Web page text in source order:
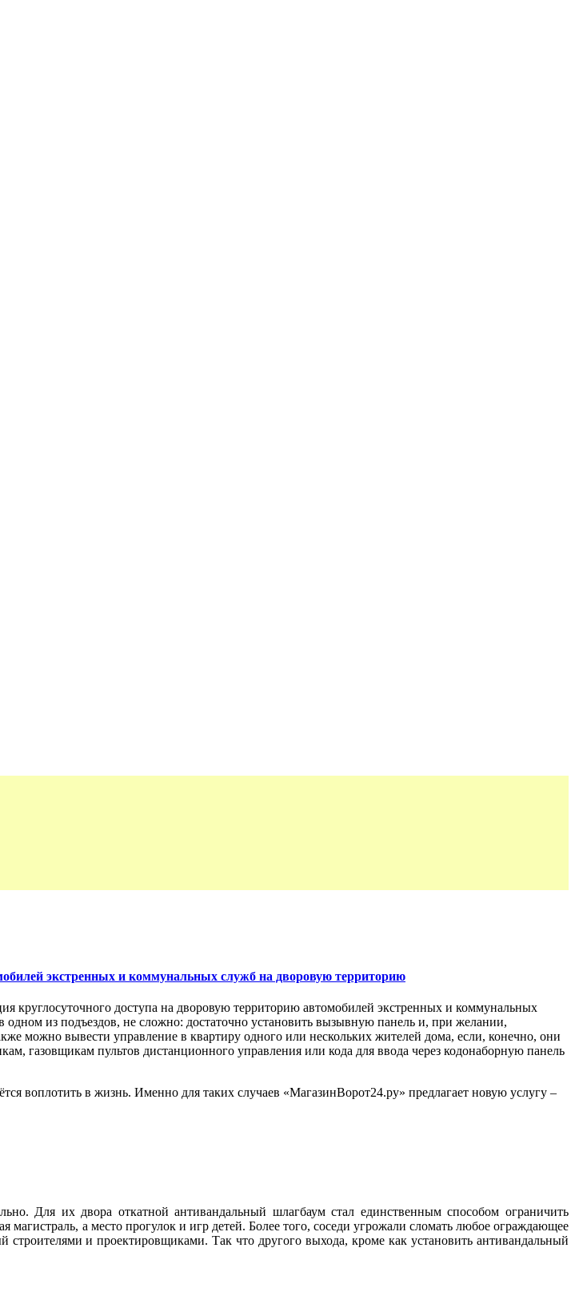
экстренных и коммунальных служб на дворовую территорию
круглосуточного доступа на дворовую территорию автомобилей экстренных и коммунальных
одном из подъездов, не сложно: достаточно установить вызывную панель и, при желании,
можно вывести управление в квартиру одного или нескольких жителей дома, если, конечно, они
газовщикам пультов дистанционного управления или кода для ввода через кодонаборную панель
воплотить в жизнь. Именно для таких случаев «МагазинВорот24.ру» предлагает новую услугу –
Для их двора откатной антивандальный шлагбаум стал единственным способом ограничить
магистраль, а место прогулок и игр детей. Более того, соседи угрожали сломать любое ограждающее
и проектировщиками. Так что другого выхода, кроме как установить антивандальный